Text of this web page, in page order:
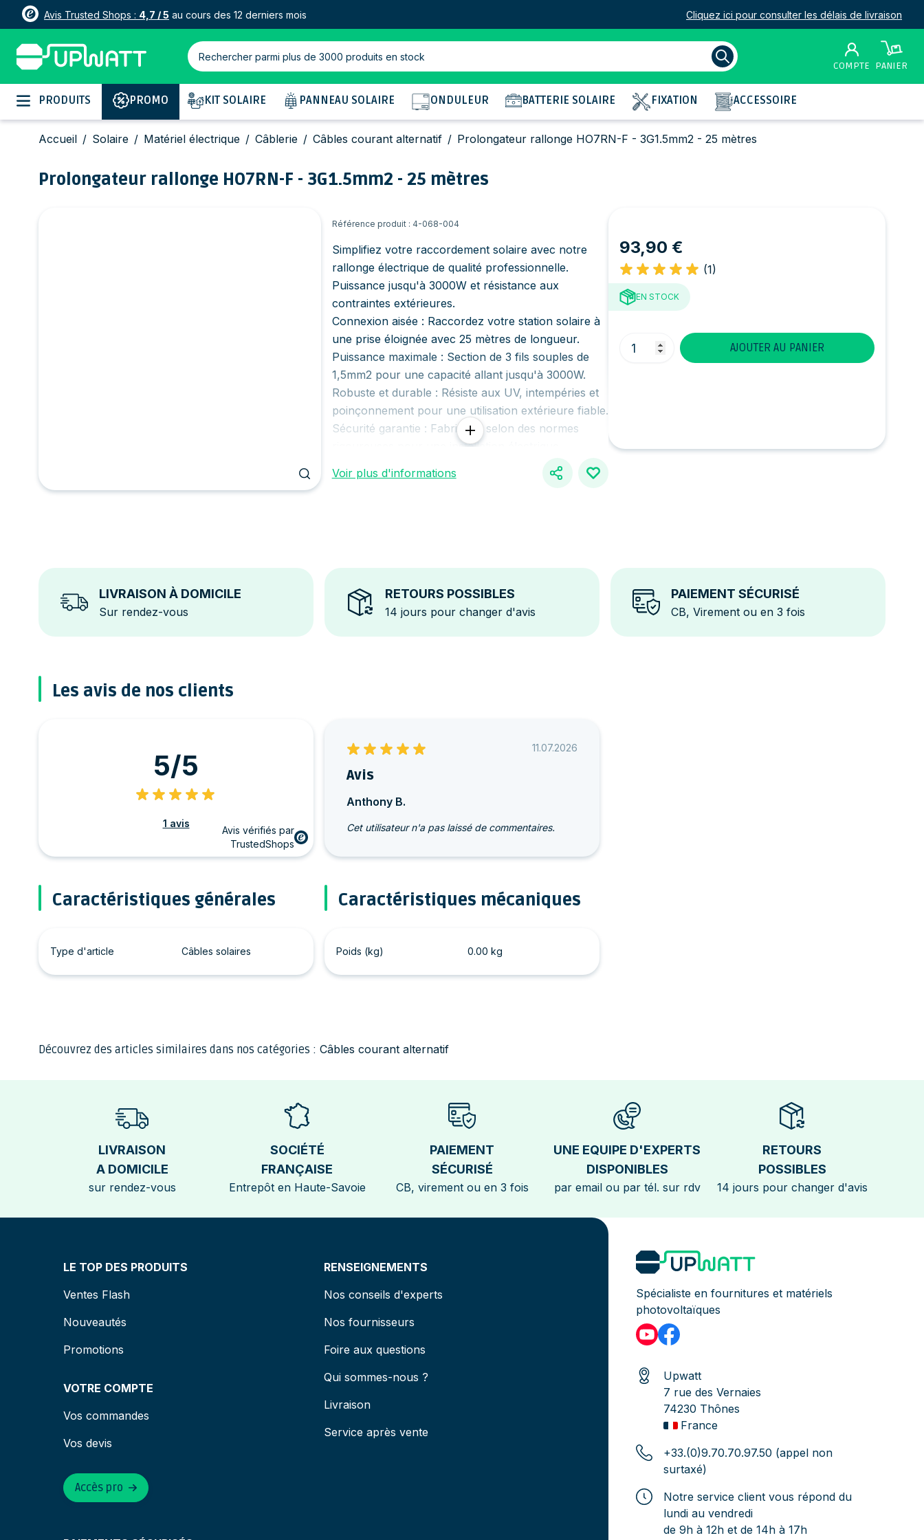
Avis Trusted Shops : 4,7 / 5 au cours des 12 derniers mois Cliquez ici pour consulter les délais de livraison
Rechercher parmi plus de 3000 produits en stock
COMPTE PANIER
Allez au contenu
PRODUITS PROMO KIT SOLAIRE PANNEAU SOLAIRE ONDULEUR BATTERIE SOLAIRE FIXATION ACCESSOIRE
Accueil / Solaire / Matériel électrique / Câblerie / Câbles courant alternatif / Prolongateur rallonge HO7RN-F - 3G1.5mm2 - 25 mètres
Prolongateur rallonge HO7RN-F - 3G1.5mm2 - 25 mètres
Référence produit : 4-068-004
Simplifiez votre raccordement solaire avec notre
rallonge électrique de qualité professionnelle.
Puissance jusqu'à 3000W et résistance aux
contraintes extérieures.
Connexion aisée : Raccordez votre station solaire à
une prise éloignée avec 25 mètres de longueur.
Puissance maximale : Section de 3 fils souples de
1,5mm2 pour une capacité allant jusqu'à 3000W.
Robuste et durable : Résiste aux UV, intempéries et
poinçonnement pour une utilisation extérieure fiable.
Sécurité garantie : Fabriquée selon des normes
rigoureuses pour une installation électrique
Simplifiez votre connexion solaire avec notre
connexion solaire optimale !
Voir plus d'informations
93,90 €
(1)
EN STOCK
Quantité
AJOUTER AU PANIER
LIVRAISON À DOMICILE
Sur rendez-vous
RETOURS POSSIBLES
14 jours pour changer d'avis
PAIEMENT SÉCURISÉ
CB, Virement ou en 3 fois
Les avis de nos clients
5/5
1 avis
Avis vérifiés par
TrustedShops
11.07.2026
Avis
Anthony B.
Cet utilisateur n'a pas laissé de commentaires.
Caractéristiques générales
Type d'article Câbles solaires
Caractéristiques mécaniques
Poids (kg) 0.00 kg
Découvrez des articles similaires dans nos catégories : Câbles courant alternatif
LIVRAISON
A DOMICILE
sur rendez-vous
SOCIÉTÉ
FRANÇAISE
Entrepôt en Haute-Savoie
PAIEMENT
SÉCURISÉ
CB, virement ou en 3 fois
UNE EQUIPE D'EXPERTS
DISPONIBLES
par email ou par tél. sur rdv
RETOURS
POSSIBLES
14 jours pour changer d'avis
LE TOP DES PRODUITS
Ventes Flash
Nouveautés
Promotions
VOTRE COMPTE
Vos commandes
Vos devis
RENSEIGNEMENTS
Nos conseils d'experts
Nos fournisseurs
Foire aux questions
Qui sommes-nous ?
Livraison
Service après vente
Accès pro
Spécialiste en fournitures et matériels
photovoltaïques
Upwatt
7 rue des Vernaies
74230 Thônes
France
+33.(0)9.70.70.97.50 (appel non
surtaxé)
Notre service client vous répond du
lundi au vendredi
de 9h à 12h et de 14h à 17h